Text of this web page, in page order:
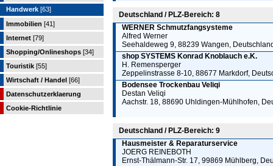
Handwerk [63]
Immobilien [41]
Internet [79]
Shopping/Onlineshops [34]
Touristik [55]
Wirtschaft / Handel [66]
Datenschutzerklaerung
Cookie-Richtlinie
Deutschland / PLZ-Bereich: 8
WERNER Schmutzfangsysteme
Alfred Werner
Seehaldeweg 9, 88239 Wangen,
shop SYSTEMS Konrad Knoblauch e.K.
H. Remensperger
Zeppelinstrasse 8-10, 88677 Markdorf,
Bodensee Trockenbau Veliqi
Destan Veliqi
Aachstr. 18, 88690 Uhldingen-Mühlhofen,
Deutschland / PLZ-Bereich: 9
Hausmeister & Reparaturservice
JOERG REINEBOTH
Ernst-Thälmann-Str. 17, 99869 Mühlberg,